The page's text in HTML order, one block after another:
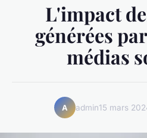
L'impact
générées
médias
A admin15 mars